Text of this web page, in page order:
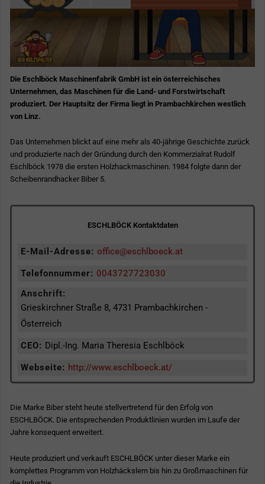
Die Eschlböck Maschinenfabrik GmbH ist ein österreichisches
Unternehmen, das Maschinen für die Land- und Forstwirtschaft
produziert. Der Hauptsitz der Firma liegt in Prambachkirchen westlich
von Linz.
Das Unternehmen blickt auf eine mehr als 40-jährige Geschichte zurück
und produzierte nach der Gründung durch den Kommerzialrat Rudolf
Eschlböck 1978 die ersten Holzhackmaschinen. 1984 folgte dann der
Scheibenrandhacker Biber 5.
ESCHLBÖCK Kontaktdaten
E-Mail-Adresse: office@eschlboeck.at
Telefonnummer: 0043727723030
Anschrift:
Grieskirchner Straße 8, 4731 Prambachkirchen -
Österreich
CEO: Dipl.-Ing. Maria Theresia Eschlböck
Webseite: http://www.eschlboeck.at/
Die Marke Biber steht heute stellvertretend für den Erfolg von
ESCHLBÖCK. Die entsprechenden Produktlinien wurden im Laufe der
Jahre konsequent erweitert.
Heute produziert und verkauft ESCHLBÖCK unter dieser Marke ein
komplettes Programm von Holzhäckslern bis hin zu Großmaschinen für